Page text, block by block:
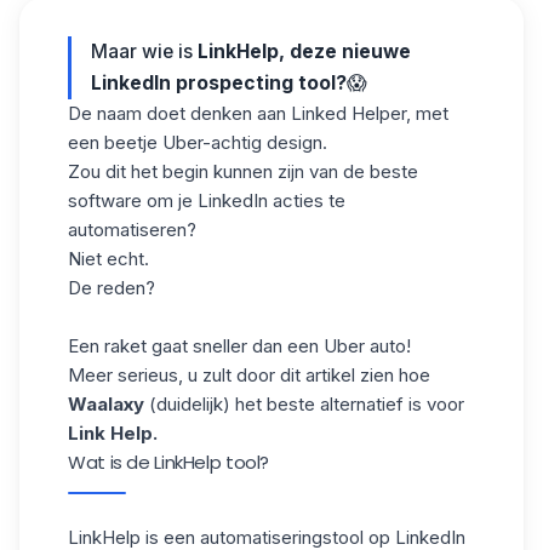
Maar wie is LinkHelp, deze nieuwe
LinkedIn prospecting tool?😱
De naam doet denken aan Linked Helper, met
een beetje Uber-achtig design.
Zou dit het begin kunnen zijn van de beste
software om je LinkedIn acties te
automatiseren?
Niet echt.
De reden?
Een raket gaat sneller dan een Uber auto!
Meer serieus, u zult door dit artikel zien hoe
Waalaxy (duidelijk) het beste alternatief is voor
Link Help.
Wat is de LinkHelp tool?
LinkHelp is een automatiseringstool op LinkedIn